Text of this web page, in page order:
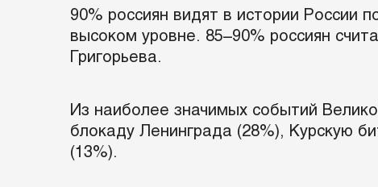
90% россиян видят в истории России
высоком уровне. 85–90% россиян
Григорьева.
Из наиболее значимых событий
блокаду Ленинграда (28%), Курскую
(13%).